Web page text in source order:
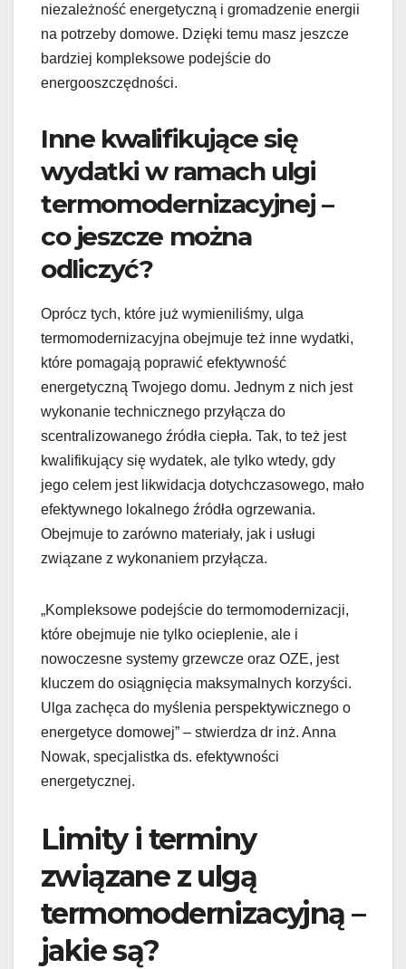
niezależność energetyczną i gromadzenie energii
na potrzeby domowe. Dzięki temu masz jeszcze
bardziej kompleksowe podejście do
energooszczędności.
Inne kwalifikujące się
wydatki w ramach ulgi
termomodernizacyjnej –
co jeszcze można
odliczyć?
Oprócz tych, które już wymieniliśmy, ulga
termomodernizacyjna obejmuje też inne wydatki,
które pomagają poprawić efektywność
energetyczną Twojego domu. Jednym z nich jest
wykonanie technicznego przyłącza do
scentralizowanego źródła ciepła. Tak, to też jest
kwalifikujący się wydatek, ale tylko wtedy, gdy
jego celem jest likwidacja dotychczasowego, mało
efektywnego lokalnego źródła ogrzewania.
Obejmuje to zarówno materiały, jak i usługi
związane z wykonaniem przyłącza.
„Kompleksowe podejście do termomodernizacji,
które obejmuje nie tylko ocieplenie, ale i
nowoczesne systemy grzewcze oraz OZE, jest
kluczem do osiągnięcia maksymalnych korzyści.
Ulga zachęca do myślenia perspektywicznego o
energetyce domowej” – stwierdza dr inż. Anna
Nowak, specjalistka ds. efektywności
energetycznej.
Limity i terminy
związane z ulgą
termomodernizacyjną –
jakie są?